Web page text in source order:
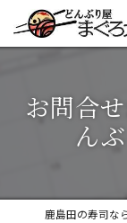
お問合
ん